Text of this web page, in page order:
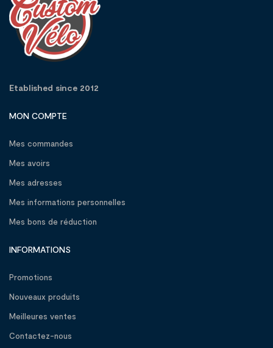
Etablished since 2012
MON COMPTE
Mes commandes
Mes avoirs
Mes adresses
Mes informations personnelles
Mes bons de réduction
INFORMATIONS
Promotions
Nouveaux produits
Meilleures ventes
Contactez-nous